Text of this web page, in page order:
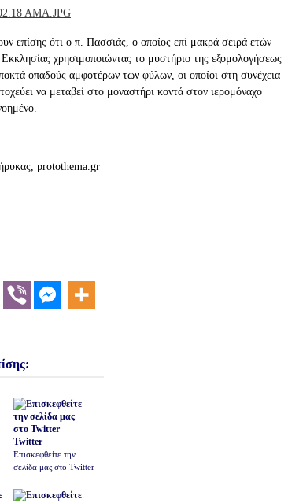
επίσης ότι ο π. Πασσιάς, ο οποίος επί μακρά σειρά ετών
Εκκλησίας χρησιμοποιώντας το μυστήριο της εξομολογήσεως
οπαδούς αμφοτέρων των φύλων, οι οποίοι στη συνέχεια
να μεταβεί στο μοναστήρι κοντά στον ιερομόναχο
protothema.gr
Twitter
Επισκεφθείτε την
σελίδα μας στο Twitter